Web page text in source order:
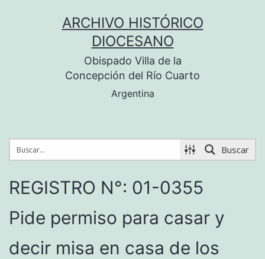
ARCHIVO HISTÓRICO
DIOCESANO
Obispado Villa de la
Concepción del Río Cuarto
Argentina
Buscar
REGISTRO N°: 01-0355
Pide permiso para casar y
decir misa en casa de los